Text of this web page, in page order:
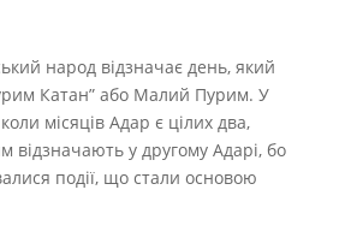
народ відзначає день, який
Катан” або Малий Пурим. У
місяців Адар є цілих два,
відзначають у другому Адарі, бо
події, що стали основою